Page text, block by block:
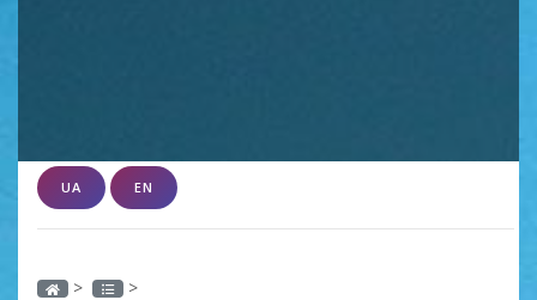
UA EN
> >